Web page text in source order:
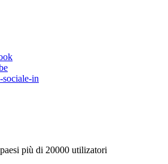
sociale-in
più di 20000 utilizatori